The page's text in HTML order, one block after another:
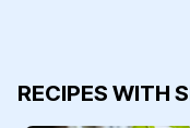
RECIPES WITH